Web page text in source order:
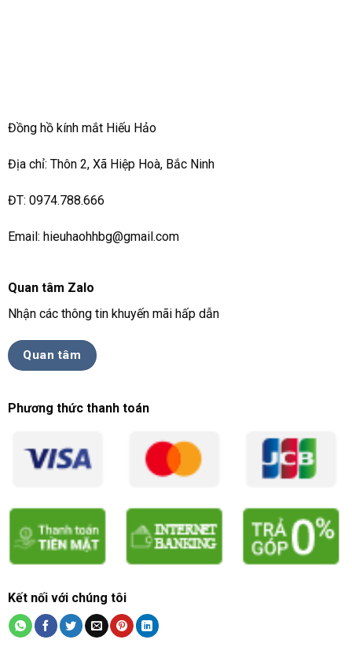
Đồng hồ kính mắt Hiếu Hảo
Địa chỉ: Thôn 2, Xã Hiệp Hoà, Bắc Ninh
ĐT: 0974.788.666
Email: hieuhaohhbg@gmail.com
Quan tâm Zalo
Nhận các thông tin khuyến mãi hấp dẫn
Quan tâm
Phương thức thanh toán
Kết nối với chúng tôi